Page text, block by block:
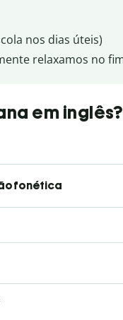
nos dias úteis)
relaxamos no
em inglês?
fonética